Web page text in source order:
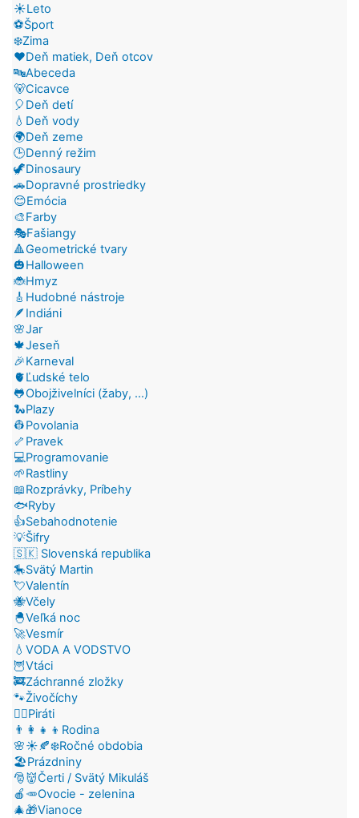
☀️Leto
⚽Šport
❄️Zima
❤️Deň matiek, Deň otcov
🔤Abeceda
🐻Cicavce
🎈Deň detí
💧Deň vody
🌍Deň zeme
🕒Denný režim
🦖Dinosaury
🚗Dopravné prostriedky
😊Emócia
🎨Farby
🎭Fašiangy
🔺Geometrické tvary
🎃Halloween
🐞Hmyz
🎸Hudobné nástroje
🪶Indiáni
🌸Jar
🍁Jeseň
🎉Karneval
🫀Ľudské telo
🐸Obojživelníci (žaby, ...)
🐍Plazy
👷Povolania
🦴Pravek
💻Programovanie
🌱Rastliny
📖Rozprávky, Príbehy
🐟Ryby
👍Sebahodnotenie
💡Šifry
🇸🇰 Slovenská republika
🎠Svätý Martin
💘Valentín
🐝Včely
🐣Veľká noc
🚀Vesmír
💧VODA A VODSTVO
🦉Vtáci
🚒Záchranné zložky
🐾Živočíchy
🏴‍☠️Piráti
👨‍👩‍👧‍👦Rodina
🌸☀️🍂❄️Ročné obdobia
🏖️Prázdniny
🎅👹Čerti / Svätý Mikuláš
🍎🥕Ovocie - zelenina
🎄🎁Vianoce